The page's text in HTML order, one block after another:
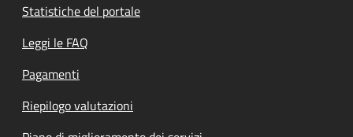
Statistiche del portale
Leggi le FAQ
Pagamenti
Riepilogo valutazioni